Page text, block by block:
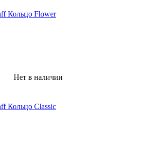
Нет в наличии